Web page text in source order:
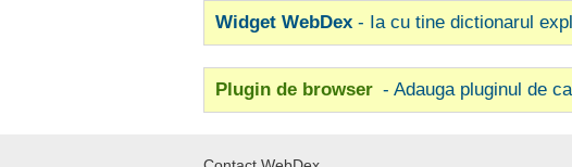
Widget WebDex - Ia cu tine dictionarul
Plugin de browser - Adauga pluginul de